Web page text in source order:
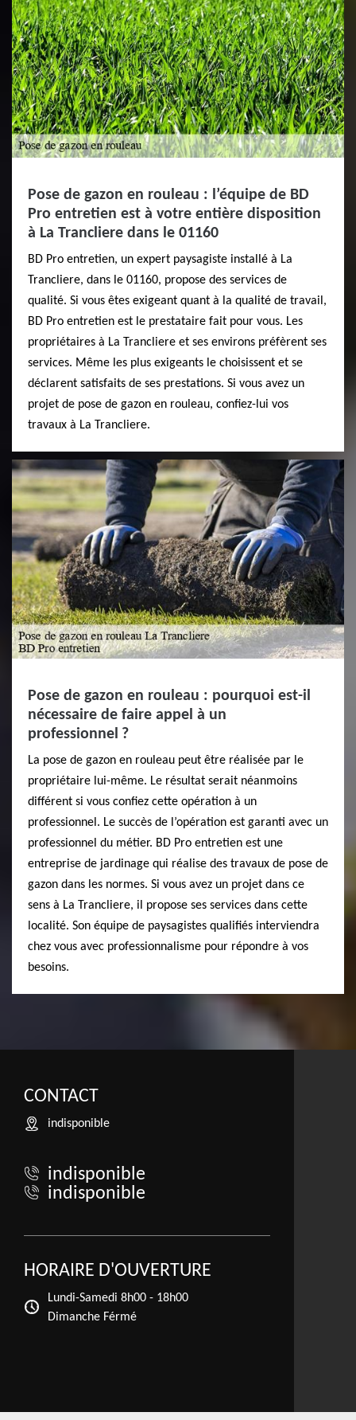
Pose de gazon en rouleau : l’équipe de BD
Pro entretien est à votre entière disposition
à La Trancliere dans le 01160
BD Pro entretien, un expert paysagiste installé à La
Trancliere, dans le 01160, propose des services de
qualité. Si vous êtes exigeant quant à la qualité de travail,
BD Pro entretien est le prestataire fait pour vous. Les
propriétaires à La Trancliere et ses environs préfèrent ses
services. Même les plus exigeants le choisissent et se
déclarent satisfaits de ses prestations. Si vous avez un
projet de pose de gazon en rouleau, confiez-lui vos
travaux à La Trancliere.
Pose de gazon en rouleau : pourquoi est-il
nécessaire de faire appel à un
professionnel ?
La pose de gazon en rouleau peut être réalisée par le
propriétaire lui-même. Le résultat serait néanmoins
différent si vous confiez cette opération à un
professionnel. Le succès de l’opération est garanti avec un
professionnel du métier. BD Pro entretien est une
entreprise de jardinage qui réalise des travaux de pose de
gazon dans les normes. Si vous avez un projet dans ce
sens à La Trancliere, il propose ses services dans cette
localité. Son équipe de paysagistes qualifiés interviendra
chez vous avec professionnalisme pour répondre à vos
besoins.
CONTACT
indisponible
indisponible
indisponible
HORAIRE D'OUVERTURE
Lundi-Samedi 8h00 - 18h00
Dimanche Férmé